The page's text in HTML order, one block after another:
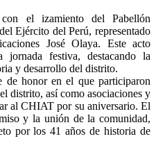
con el izamiento del Pabellón
Ejército del Perú, representado
José Olaya. Este acto
festiva, destacando la
y desarrollo del distrito.
honor en el que participaron
distrito, así como asociaciones y
al CHIAT por su aniversario. El
y la unión de la comunidad,
por los 41 años de historia de